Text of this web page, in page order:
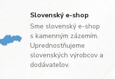
Slovenský e-shop
Sme slovenský e-shop
s kamenným zázemím.
Uprednostňujeme
slovenských výrobcov a
dodávateľov.